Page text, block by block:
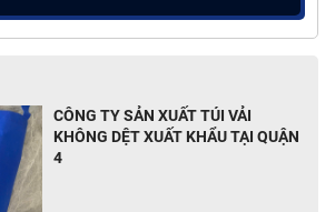
CÔNG TY SẢN XUẤT TÚI VẢI
KHÔNG DỆT XUẤT KHẨU TẠI QUẬN
4